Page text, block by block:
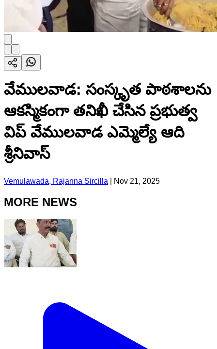
వేములవాడ: సంస్కృత పాఠశాలను
ఆకస్మికంగా తనిఖీ చేసిన ప్రభుత్వ
విప్ వేములవాడ ఎమ్మెల్యే ఆది
శ్రీనివాస్
Vemulawada, Rajanna Sircilla Nov 21, 2025
MORE NEWS